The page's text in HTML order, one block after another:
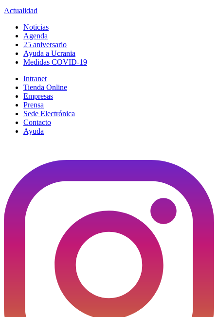
Actualidad
Noticias
Agenda
25 aniversario
Ayuda a Ucrania
Medidas COVID-19
Intranet
Tienda Online
Empresas
Prensa
Sede Electrónica
Contacto
Ayuda